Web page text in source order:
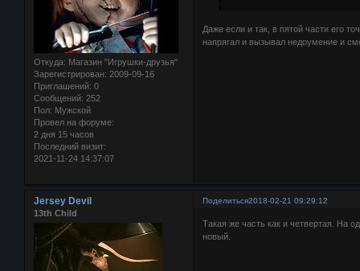
Откуда: Магазин "Игрушки-друзья"
Зарегистрирован: 2009-09-16
Приглашений: 0
Сообщений: 252
Пол: Мужской
Провел на форуме:
2 дня 15 часов
Последний визит:
2021-11-24 14:37:07
Даже если и так, в пятой части его
напрягал и вызывал недоумение и
Поделиться2018-02-21 09:29:12
Jersey Devil
13th Child
Такая же часть как и четвертая. На
новый.